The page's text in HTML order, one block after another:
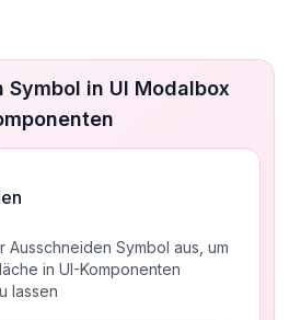
in UI Modalbox
Ausschneiden Symbol aus, um
in UI-Komponenten
lassen